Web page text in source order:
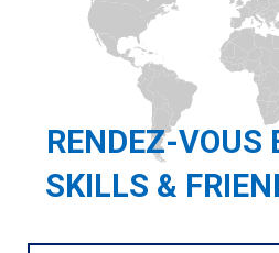
RENDEZ-VOUS
SKILLS &